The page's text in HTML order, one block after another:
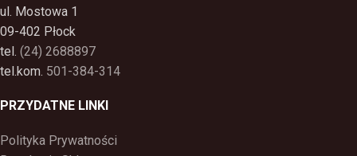
ul. Mostowa 1
09-402 Płock
tel. (24) 2688897
tel.kom. 501-384-314
PRZYDATNE LINKI
Polityka Prywatności